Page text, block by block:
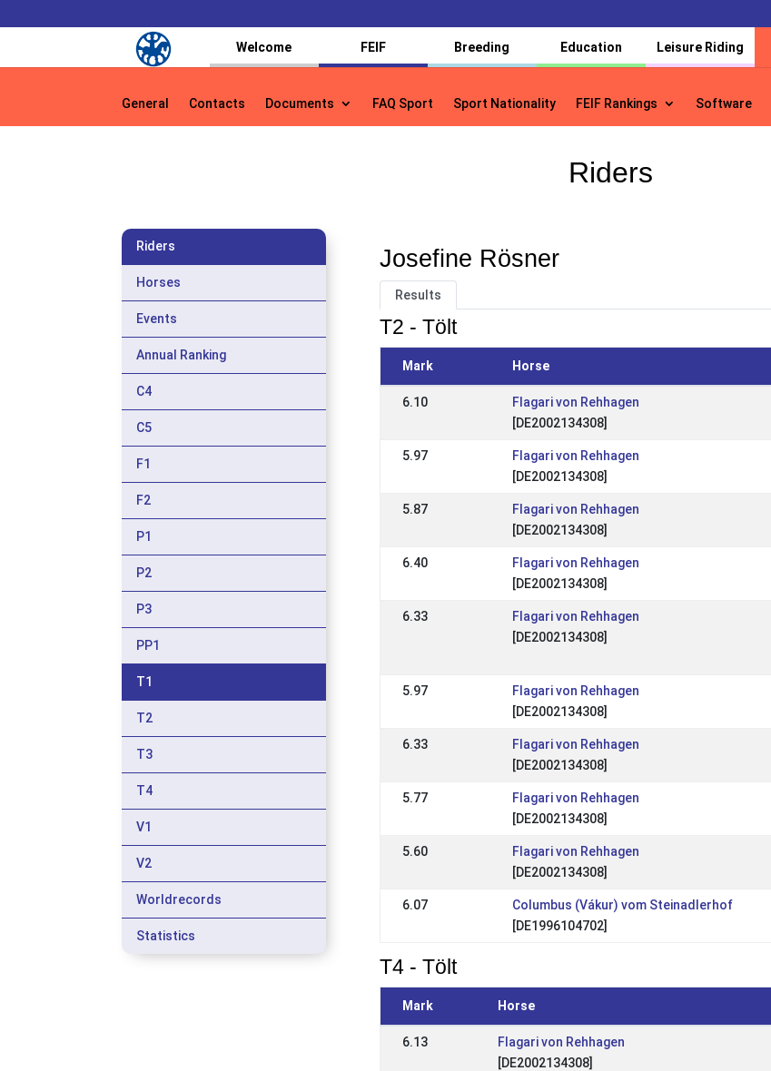
Welcome FEIF Breeding Education Leisure Riding
General Contacts Documents FAQ Sport Sport Nationality FEIF Rankings Software
General Contacts Documents FAQ Sport Sport Nationality FEIF Rankings Software
Riders
Riders
Horses
Events
Annual Ranking
C4
C5
F1
F2
P1
P2
P3
PP1
T1
T2
T3
T4
V1
V2
Worldrecords
Statistics
Josefine Rösner
Results
T2 - Tölt
Mark Horse
6.10
Flagari von Rehhagen
[DE2002134308]
5.97
Flagari von Rehhagen
[DE2002134308]
5.87
Flagari von Rehhagen
[DE2002134308]
6.40
Flagari von Rehhagen
[DE2002134308]
6.33
Flagari von Rehhagen
[DE2002134308]
5.97
Flagari von Rehhagen
[DE2002134308]
6.33
Flagari von Rehhagen
[DE2002134308]
5.77
Flagari von Rehhagen
[DE2002134308]
5.60
Flagari von Rehhagen
[DE2002134308]
6.07
Columbus (Vákur) vom Steinadlerhof
[DE1996104702]
T4 - Tölt
Mark Horse
6.13
Flagari von Rehhagen
[DE2002134308]